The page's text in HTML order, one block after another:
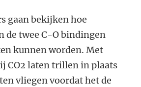
gaan bekijken hoe
de twee C-O bindingen
kunnen worden. Met
CO2 laten trillen in plaats
vliegen voordat het de